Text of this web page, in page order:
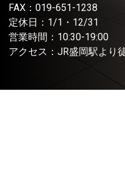
FAX：019-651-1238
定休日：1/1・12/31
営業時間：10:30-19:00
アクセス：JR盛岡駅より